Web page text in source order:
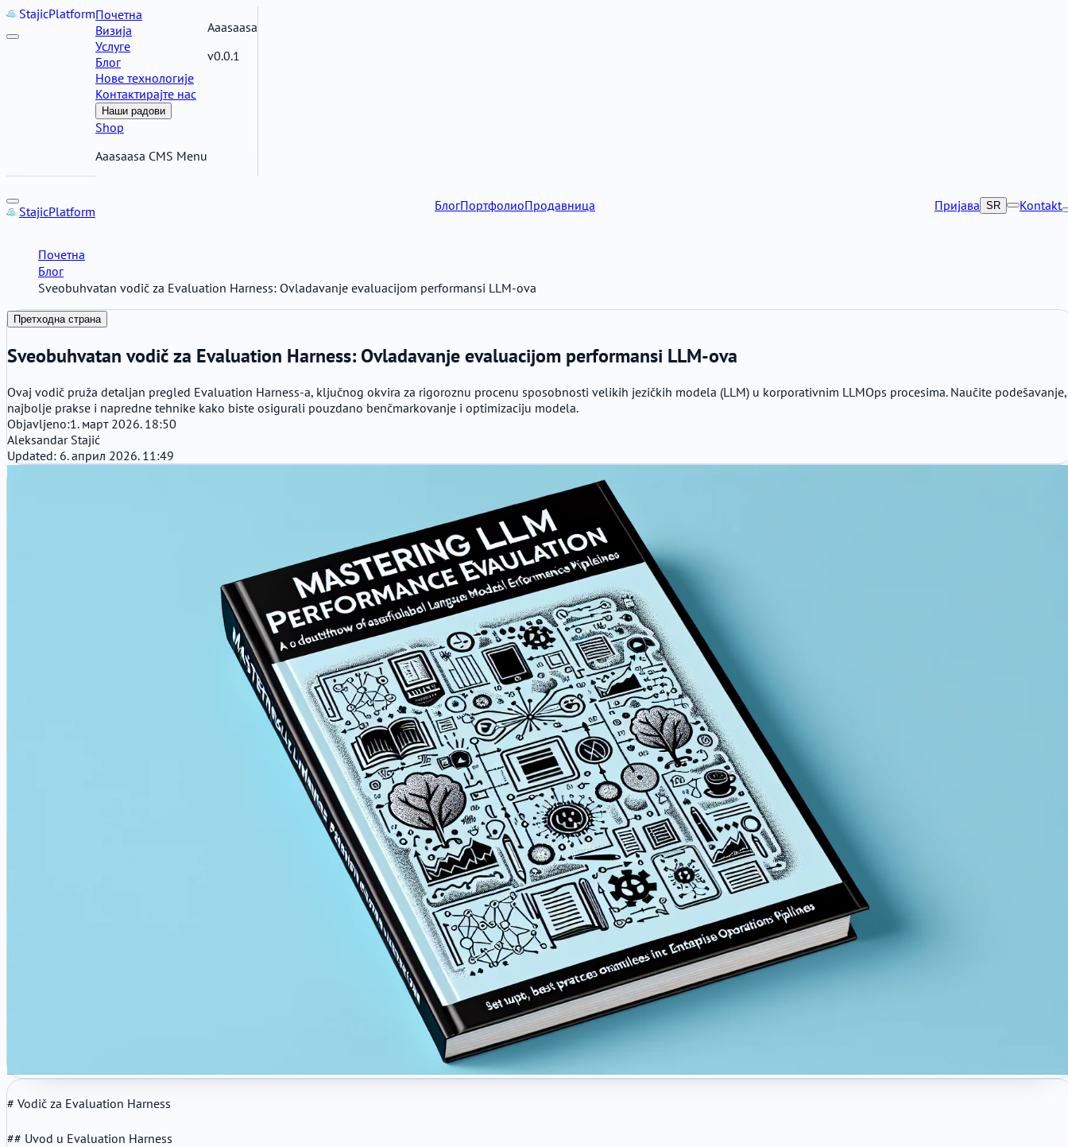
StajicPlatformПочетна
Визија
Услуге
Блог
Нове технологије
Контактирајте нас
Наши радови
Shop
Aaasaasa CMS Menu
Aaasaasa
v0.0.1
StajicPlatform БлогПортфолиоПродавница Пријава SR Kontakt
Почетна
Блог
Sveobuhvatan vodič za Evaluation Harness: Ovladavanje evaluacijom performansi LLM-ova
Претходна страна
Sveobuhvatan vodič za Evaluation Harness: Ovladavanje evaluacijom performansi LLM-ova
Ovaj vodič pruža detaljan pregled Evaluation Harness-a, ključnog okvira za rigoroznu procenu sposobnosti velikih jezičkih modela (LLM) u korporativnim LLMOps procesima. Naučite podešavanje,
najbolje prakse i napredne tehnike kako biste osigurali pouzdano benčmarkovanje i optimizaciju modela.
Objavljeno:1. март 2026. 18:50
Aleksandar Stajić
Updated: 6. април 2026. 11:49
# Vodič za Evaluation Harness
## Uvod u Evaluation Harness